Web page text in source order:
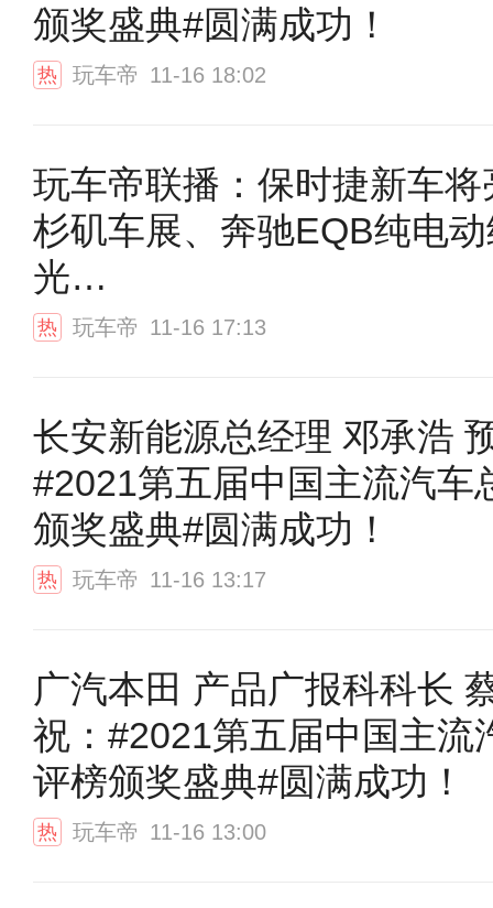
颁奖盛典#圆满成功！
热 玩车帝 11-16 18:02
玩车帝联播：保时捷新车将
杉矶车展、奔驰EQB纯电
光…
热 玩车帝 11-16 17:13
长安新能源总经理 邓承浩
#2021第五届中国主流汽车
颁奖盛典#圆满成功！
热 玩车帝 11-16 13:17
广汽本田 产品广报科科长
祝：#2021第五届中国主流
评榜颁奖盛典#圆满成功！
热 玩车帝 11-16 13:00